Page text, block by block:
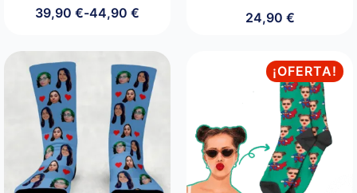
39,90 €-44,90 €
Rango
precios:
desde
39,90 €
hasta
44,90 €
24,90 €
¡OFERTA!